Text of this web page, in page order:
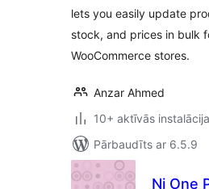
lets you easily update
stock, and prices in bulk
WooCommerce stores.
Anzar Ahmed
10+ aktīvās
Pārbaudīts ar 6.5.9
Ni One